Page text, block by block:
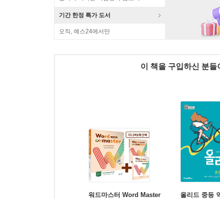
기간 한정 특가 도서
오직, 예스24에서만
이 책을 구입하신 분
워드마스터 Word Master
올리드 중등